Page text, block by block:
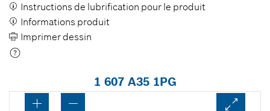
Instructions de lubrification pour le produit
Informations produit
Imprimer dessin
1 607 A35 1PG